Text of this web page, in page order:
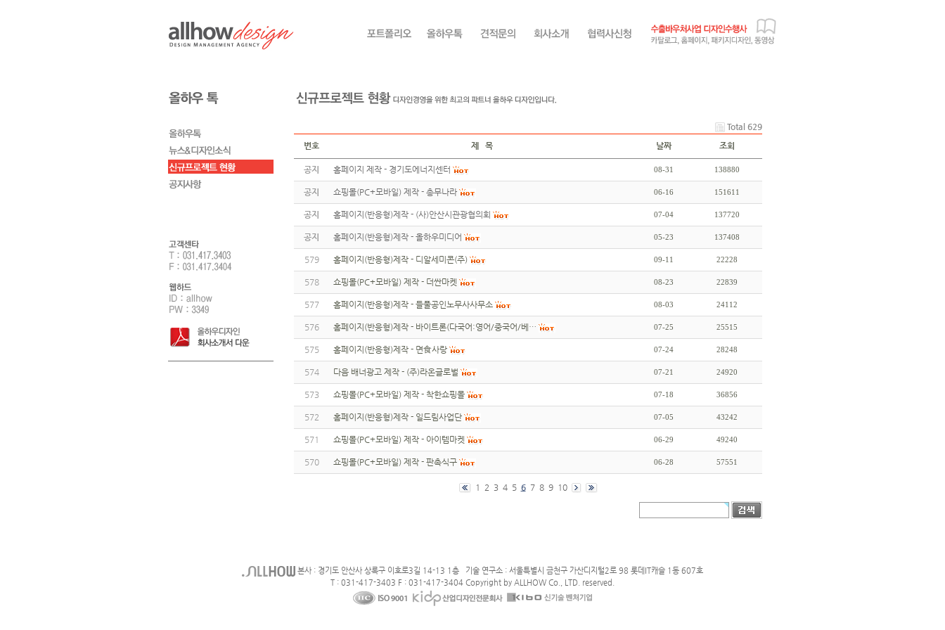
Total 629
번호
제 목 날짜 조회
공지 홈페이지 제작 - 경기도에너지센터 08-31 138880
공지 쇼핑몰(PC+모바일) 제작 - 총무나라 06-16 151611
공지 홈페이지(반응형)제작 - (사)안산시관광협의회 07-04 137720
공지 홈페이지(반응형)제작 - 올하우미디어 05-23 137408
579 홈페이지(반응형)제작 - 디알세미콘(주) 09-11 22228
578 쇼핑몰(PC+모바일) 제작 - 더싼마켓 08-23 22839
577 홈페이지(반응형)제작 - 들풀공인노무사사무소 08-03 24112
576 홈페이지(반응형)제작 - 바이트론(다국어:영어/중국어/베… 07-25 25515
575 홈페이지(반응형)제작 - 면食사랑 07-24 28248
574 다음 배너광고 제작 - (주)라온글로벌 07-21 24920
573 쇼핑몰(PC+모바일) 제작 - 착한쇼핑몰 07-18 36856
572 홈페이지(반응형)제작 - 일드림사업단 07-05 43242
571 쇼핑몰(PC+모바일) 제작 - 아이템마켓 06-29 49240
570 쇼핑몰(PC+모바일) 제작 - 판촉식구 06-28 57551
1 2 3 4 5 6 7 8 9 10
본사 : 경기도 안산사 상록구 이호로3길 14-13 1층 기술 연구소 : 서울특별시 금천구 가산디지털2로 98 롯데IT캐슬 1동 607호
T : 031-417-3403 F : 031-417-3404 Copyright by ALLHOW Co., LTD. reserved.